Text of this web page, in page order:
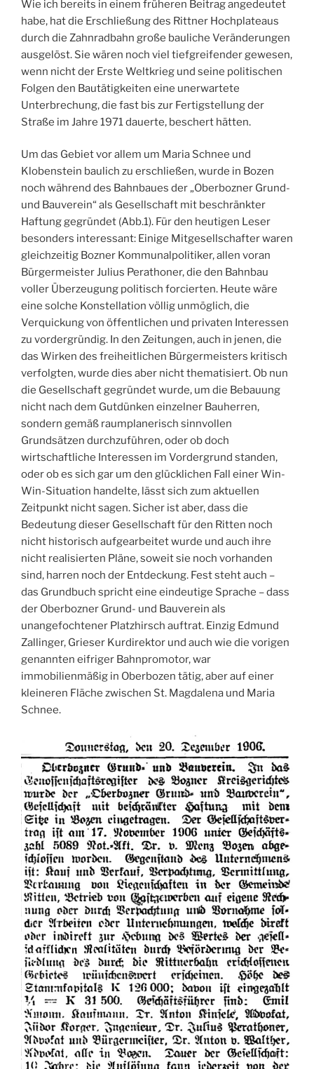
Wie ich bereits in einem früheren Beitrag angedeutet
habe, hat die Erschließung des Rittner Hochplateaus
durch die Zahnradbahn große bauliche Veränderungen
ausgelöst. Sie wären noch viel tiefgreifender gewesen,
wenn nicht der Erste Weltkrieg und seine politischen
Folgen den Bautätigkeiten eine unerwartete
Unterbrechung, die fast bis zur Fertigstellung der
Straße im Jahre 1971 dauerte, beschert hätten.
Um das Gebiet vor allem um Maria Schnee und
Klobenstein baulich zu erschließen, wurde in Bozen
noch während des Bahnbaues der „Oberbozner Grund-
und Bauverein“ als Gesellschaft mit beschränkter
Haftung gegründet (Abb.1). Für den heutigen Leser
besonders interessant: Einige Mitgesellschafter waren
gleichzeitig Bozner Kommunalpolitiker, allen voran
Bürgermeister Julius Perathoner, die den Bahnbau
voller Überzeugung politisch forcierten. Heute wäre
eine solche Konstellation völlig unmöglich, die
Verquickung von öffentlichen und privaten Interessen
zu vordergründig. In den Zeitungen, auch in jenen, die
das Wirken des freiheitlichen Bürgermeisters kritisch
verfolgten, wurde dies aber nicht thematisiert. Ob nun
die Gesellschaft gegründet wurde, um die Bebauung
nicht nach dem Gutdünken einzelner Bauherren,
sondern gemäß raumplanerisch sinnvollen
Grundsätzen durchzuführen, oder ob doch
wirtschaftliche Interessen im Vordergrund standen,
oder ob es sich gar um den glücklichen Fall einer Win-
Win-Situation handelte, lässt sich zum aktuellen
Zeitpunkt nicht sagen. Sicher ist aber, dass die
Bedeutung dieser Gesellschaft für den Ritten noch
nicht historisch aufgearbeitet wurde und auch ihre
nicht realisierten Pläne, soweit sie noch vorhanden
sind, harren noch der Entdeckung. Fest steht auch –
das Grundbuch spricht eine eindeutige Sprache – dass
der Oberbozner Grund- und Bauverein als
unangefochtener Platzhirsch auftrat. Einzig Edmund
Zallinger, Grieser Kurdirektor und auch wie die vorigen
genannten eifriger Bahnpromotor, war
immobilienmäßig in Oberbozen tätig, aber auf einer
kleineren Fläche zwischen St. Magdalena und Maria
Schnee.